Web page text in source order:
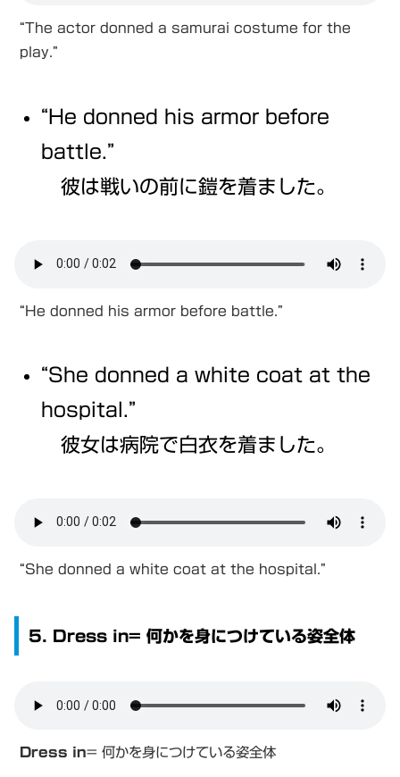
“The actor donned a samurai costume for the
play.”
“He donned his armor before
battle.”
彼は戦いの前に鎧を着ました。
“He donned his armor before battle.”
“She donned a white coat at the
hospital.”
彼女は病院で白衣を着ました。
“She donned a white coat at the hospital.”
5. Dress in= 何かを身につけている姿全体
Dress in= 何かを身につけている姿全体